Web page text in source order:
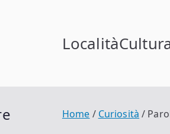
Località
Home Curiosità